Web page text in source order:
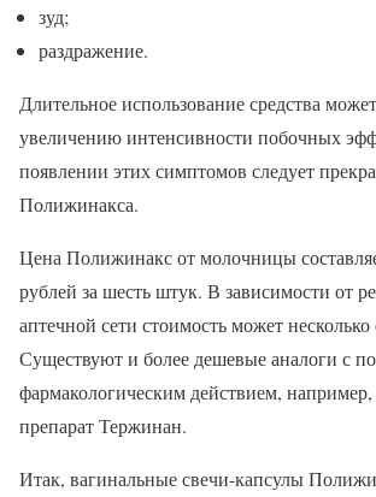
зуд;
раздражение.
Длительное использование средства
увеличению интенсивности побочных
появлении этих симптомов следует
Полижинакса.
Цена Полижинакс от молочницы
рублей за шесть штук. В зависимости от
аптечной сети стоимость может несколько
Существуют и более дешевые аналоги с
фармакологическим действием,
препарат Тержинан.
Итак, вагинальные свечи-капсулы